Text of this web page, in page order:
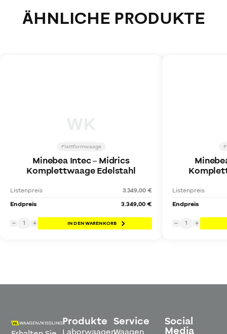
ÄHNLICHE PRODUKTE
Plattformwaage
Minebea Intec–Midrics
Komplettwaage Edelstahl
Listenpreis
3.349,00 €
Endpreis
3.349,00 €
− 1 + IN DEN WARENKORB
Listenpreis
Endpreis
− 1 +
Produkte Service Social
Media